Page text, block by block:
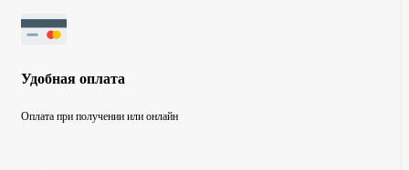
Удобная оплата
Оплата при получении или онлайн